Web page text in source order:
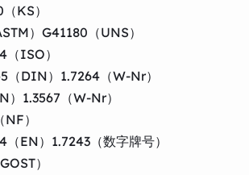
KS）
）G41180（UNS）
ISO）
（DIN）1.7264（W-Nr）
1.3567（W-Nr）
）
EN）1.7243（数字牌号）
）